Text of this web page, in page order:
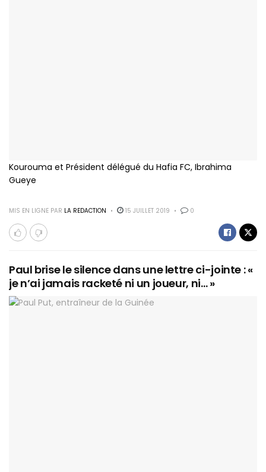
Kourouma et Président délégué du Hafia FC, Ibrahima
Gueye
MIS EN LIGNE PAR LA REDACTION 15 JUILLET 2019 0
Paul brise le silence dans une lettre ci-jointe : «
je n’ai jamais racketé ni un joueur, ni… »